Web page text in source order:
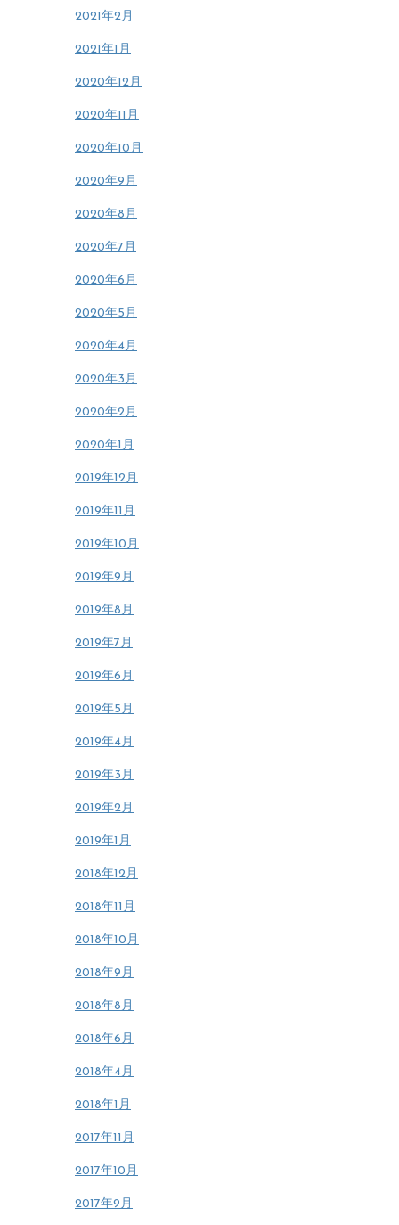
2021年2月
2021年1月
2020年12月
2020年11月
2020年10月
2020年9月
2020年8月
2020年7月
2020年6月
2020年5月
2020年4月
2020年3月
2020年2月
2020年1月
2019年12月
2019年11月
2019年10月
2019年9月
2019年8月
2019年7月
2019年6月
2019年5月
2019年4月
2019年3月
2019年2月
2019年1月
2018年12月
2018年11月
2018年10月
2018年9月
2018年8月
2018年6月
2018年4月
2018年1月
2017年11月
2017年10月
2017年9月